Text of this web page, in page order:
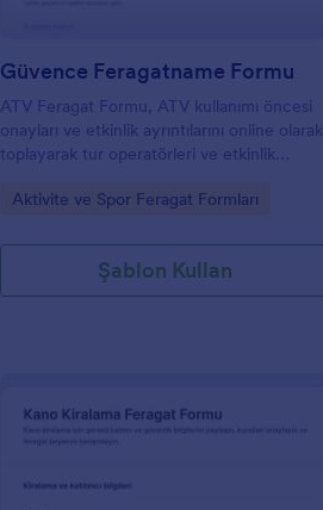
Güvence Feragatname Formu
ATV Feragat Formu, ATV kullanımı öncesi
onayları ve etkinlik ayrıntılarını online olarak
toplayarak tur operatörleri ve etkinlik
Jotform ile kolaylaştırmasına yardımcı olur.
Go to Category:
Aktivite ve Spor Feragat Formları
Şablon Kullan